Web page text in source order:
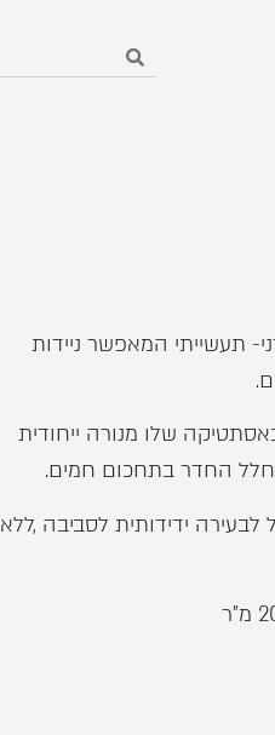
תעשייתי המאפשר ניידות
שלו מנורה ייחודית
החדר בתחכום חמים.
לבעירה ידידותית לסביבה ,ללא